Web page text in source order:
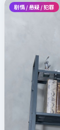
剧情 / 悬疑 / 犯罪